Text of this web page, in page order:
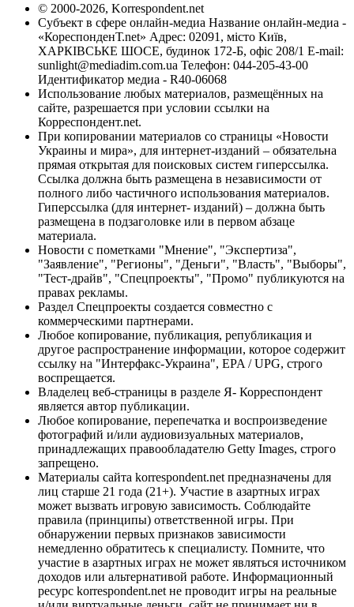
© 2000-2026, Korrespondent.net
Субъект в сфере онлайн-медиа Название онлайн-медиа -
«КореспонденТ.net» Адрес: 02091, місто Київ,
ХАРКІВСЬКЕ ШОСЕ, будинок 172-Б, офіс 208/1 E-mail:
sunlight@mediadim.com.ua Телефон: 044-205-43-00
Идентификатор медиа - R40-06068
Использование любых материалов, размещённых на
сайте, разрешается при условии ссылки на
Корреспондент.net.
При копировании материалов со страницы «Новости
Украины и мира», для интернет-изданий – обязательна
прямая открытая для поисковых систем гиперссылка.
Ссылка должна быть размещена в независимости от
полного либо частичного использования материалов.
Гиперссылка (для интернет- изданий) – должна быть
размещена в подзаголовке или в первом абзаце
материала.
Новости с пометками "Мнение", "Экспертиза",
"Заявление", "Регионы", "Деньги", "Власть", "Выборы",
"Тест-драйв", "Спецпроекты", "Промо" публикуются на
правах рекламы.
Раздел Спецпроекты создается совместно с
коммерческими партнерами.
Любое копирование, публикация, републикация и
другое распространение информации, которое содержит
ссылку на "Интерфакс-Украина", EPA / UPG, строго
воспрещается.
Владелец веб-страницы в разделе Я- Корреспондент
является автор публикации.
Любое копирование, перепечатка и воспроизведение
фотографий и/или аудиовизуальных материалов,
принадлежащих правообладателю Getty Images, строго
запрещено.
Материалы сайта korrespondent.net предназначены для
лиц старше 21 года (21+). Участие в азартных играх
может вызвать игровую зависимость. Соблюдайте
правила (принципы) ответственной игры. При
обнаружении первых признаков зависимости
немедленно обратитесь к специалисту. Помните, что
участие в азартных играх не может являться источником
доходов или альтернативой работе. Информационный
ресурс korrespondent.net не проводит игры на реальные